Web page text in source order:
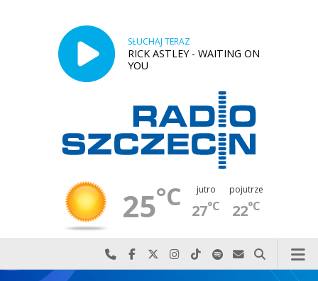
SŁUCHAJ TERAZ
RICK ASTLEY - WAITING ON
YOU
25°C jutro
27°C
pojutrze
22°C
Najlepiej po prostu do nas zadzwoń
Odwiedź nas na Facebook-u
Odwiedź nas na X
Odwiedź nas na Instagram-ie
Odwiedź nas na TikTok-u
Szukaj nas na Spotify
Wyślij do nas
Szukaj